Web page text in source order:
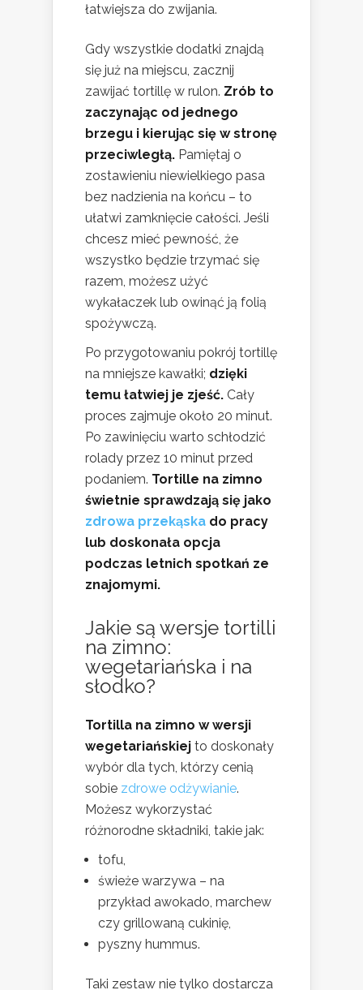
łatwiejsza do zwijania.
Gdy wszystkie dodatki znajdą
się już na miejscu, zacznij
zawijać tortillę w rulon. Zrób to
zaczynając od jednego
brzegu i kierując się w stronę
przeciwległą. Pamiętaj o
zostawieniu niewielkiego pasa
bez nadzienia na końcu – to
ułatwi zamknięcie całości. Jeśli
chcesz mieć pewność, że
wszystko będzie trzymać się
razem, możesz użyć
wykałaczek lub owinąć ją folią
spożywczą.
Po przygotowaniu pokrój tortillę
na mniejsze kawałki; dzięki
temu łatwiej je zjeść. Cały
proces zajmuje około 20 minut.
Po zawinięciu warto schłodzić
rolady przez 10 minut przed
podaniem. Tortille na zimno
świetnie sprawdzają się jako
zdrowa przekąska do pracy
lub doskonała opcja
podczas letnich spotkań ze
znajomymi.
Jakie są wersje tortilli
na zimno:
wegetariańska i na
słodko?
Tortilla na zimno w wersji
wegetariańskiej to doskonały
wybór dla tych, którzy cenią
sobie zdrowe odżywianie.
Możesz wykorzystać
różnorodne składniki, takie jak:
tofu,
świeże warzywa – na
przykład awokado, marchew
czy grillowaną cukinię,
pyszny hummus.
Taki zestaw nie tylko dostarcza